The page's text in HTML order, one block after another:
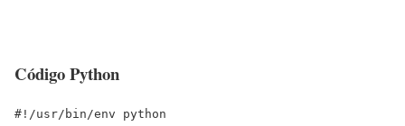
Código Python
#!/usr/bin/env python